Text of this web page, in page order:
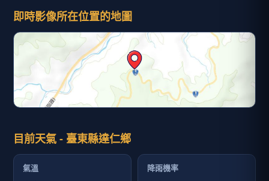
即時影像所在位置的地圖
目前天氣 - 臺東縣達仁鄉
氣溫 降雨機率